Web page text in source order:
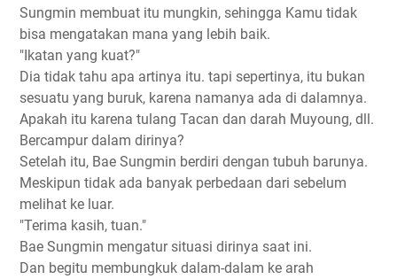
Sungmin membuat itu mungkin, sehingga Kamu tidak
bisa mengatakan mana yang lebih baik.
"Ikatan yang kuat?"
Dia tidak tahu apa artinya itu. tapi sepertinya, itu bukan
sesuatu yang buruk, karena namanya ada di dalamnya.
Apakah itu karena tulang Tacan dan darah Muyoung, dll.
Bercampur dalam dirinya?
Setelah itu, Bae Sungmin berdiri dengan tubuh barunya.
Meskipun tidak ada banyak perbedaan dari sebelum
melihat ke luar.
"Terima kasih, tuan."
Bae Sungmin mengatur situasi dirinya saat ini.
Dan begitu membungkuk dalam-dalam ke arah